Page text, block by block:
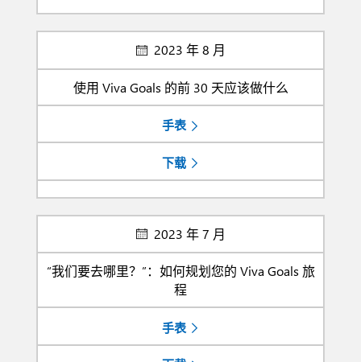
2023 年 8 月
使用 Viva Goals 的前 30 天应该做什么
手表
下载
2023 年 7 月
“我们要去哪里？”：如何规划您的 Viva Goals 旅
程
手表